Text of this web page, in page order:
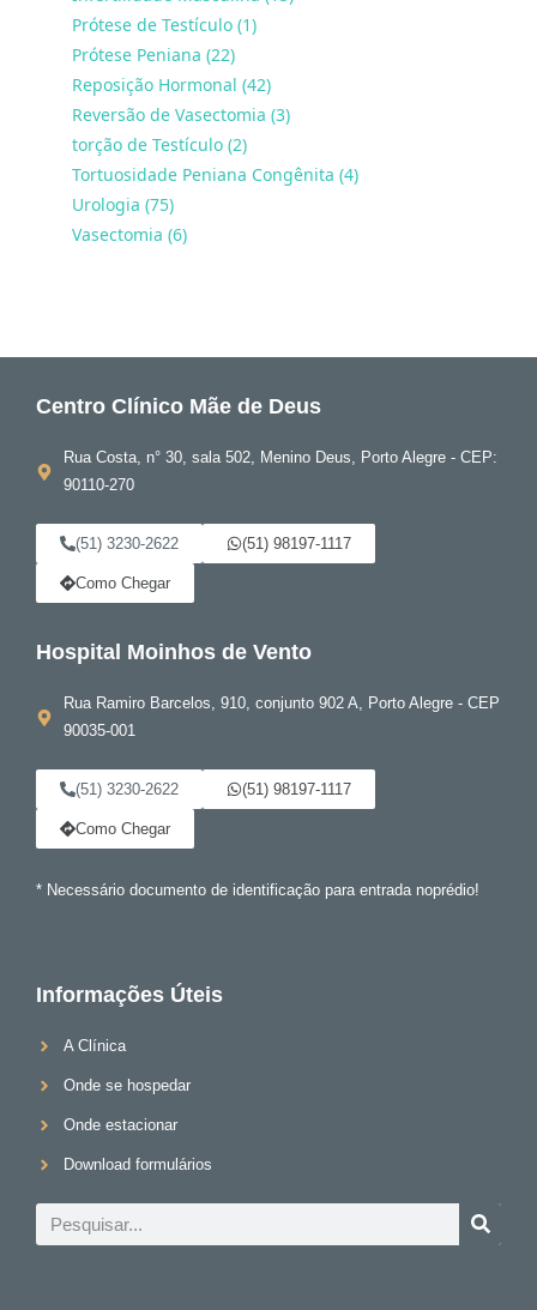
Prótese de Testículo (1)
Prótese Peniana (22)
Reposição Hormonal (42)
Reversão de Vasectomia (3)
torção de Testículo (2)
Tortuosidade Peniana Congênita (4)
Urologia (75)
Vasectomia (6)
Centro Clínico Mãe de Deus
Rua Costa, n° 30, sala 502, Menino Deus, Porto Alegre - CEP:
90110-270
(51) 3230-2622 (51) 98197-1117
Como Chegar
Hospital Moinhos de Vento
Rua Ramiro Barcelos, 910, conjunto 902 A, Porto Alegre - CEP
90035-001
(51) 3230-2622 (51) 98197-1117
Como Chegar
* Necessário documento de identificação para entrada noprédio!
Informações Úteis
A Clínica
Onde se hospedar
Onde estacionar
Download formulários